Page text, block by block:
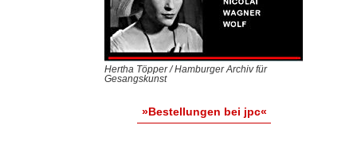
Hertha Töpper / Hamburger Archiv für
Gesangskunst
»Bestellungen bei jpc«